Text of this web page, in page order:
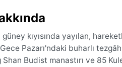
güney kıyısında yayılan,
Pazarı'ndaki buharlı
Shan Budist manastırı ve 85